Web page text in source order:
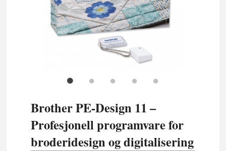
Brother PE-Design 11 –
Profesjonell programvare for
broderidesign og digitalisering